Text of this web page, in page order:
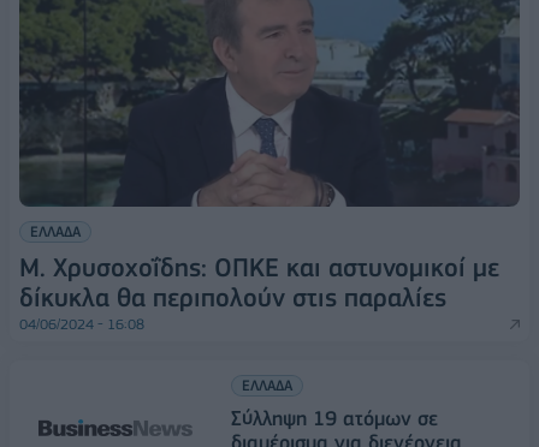
ΕΛΛΑΔΑ
Μ. Χρυσοχοΐδης: ΟΠΚΕ και αστυνομικοί με
δίκυκλα θα περιπολούν στις παραλίες
04/06/2024 - 16:08
ΕΛΛΑΔΑ
Σύλληψη 19 ατόμων σε